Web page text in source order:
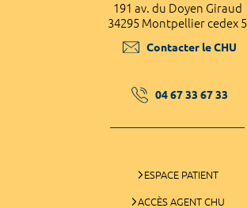
191 av. du Doyen Giraud
34295 Montpellier cedex 5
Contacter le CHU
04 67 33 67 33
ESPACE PATIENT
ACCÈS AGENT CHU